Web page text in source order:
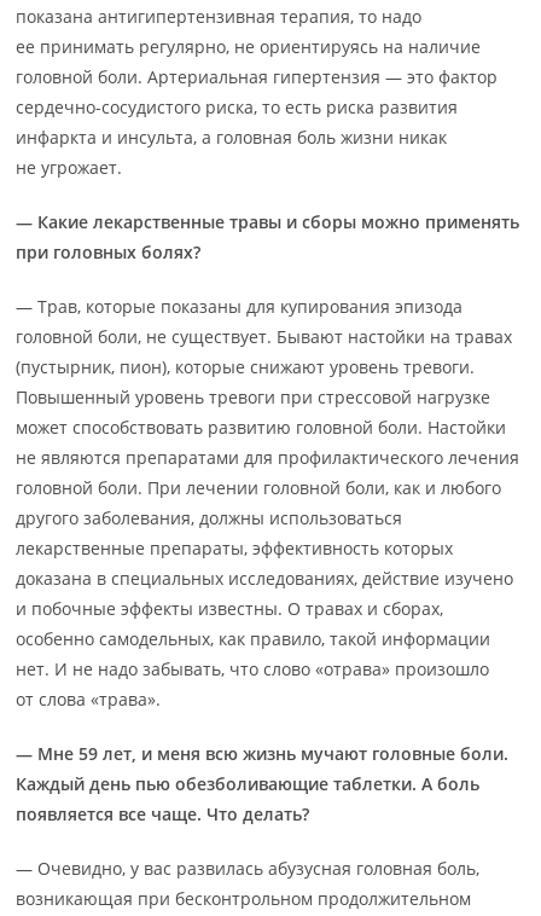
показана антигипертензивная терапия, то надо
ее принимать регулярно, не ориентируясь на наличие
головной боли. Артериальная гипертензия — это фактор
сердечно-сосудистого риска, то есть риска развития
инфаркта и инсульта, а головная боль жизни никак
не угрожает.
— Какие лекарственные травы и сборы можно применять
при головных болях?
— Трав, которые показаны для купирования эпизода
головной боли, не существует. Бывают настойки на травах
(пустырник, пион), которые снижают уровень тревоги.
Повышенный уровень тревоги при стрессовой нагрузке
может способствовать развитию головной боли. Настойки
не являются препаратами для профилактического лечения
головной боли. При лечении головной боли, как и любого
другого заболевания, должны использоваться
лекарственные препараты, эффективность которых
доказана в специальных исследованиях, действие изучено
и побочные эффекты известны. О травах и сборах,
особенно самодельных, как правило, такой информации
нет. И не надо забывать, что слово «отрава» произошло
от слова «трава».
— Мне 59 лет, и меня всю жизнь мучают головные боли.
Каждый день пью обезболивающие таблетки. А боль
появляется все чаще. Что делать?
— Очевидно, у вас развилась абузусная головная боль,
возникающая при бесконтрольном продолжительном